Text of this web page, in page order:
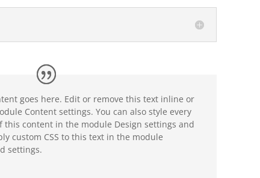
goes here. Edit or remove this text inline or
Content settings. You can also style every
this content in the module Design settings and
custom CSS to this text in the module
settings.